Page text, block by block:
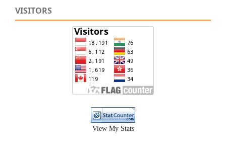
VISITORS
View My Stats